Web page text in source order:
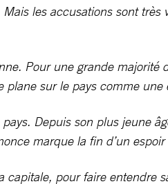
les accusations sont très
Pour une grande
plane sur le pays comme une
Depuis son plus jeune
marque la fin d’un
pour faire entendre